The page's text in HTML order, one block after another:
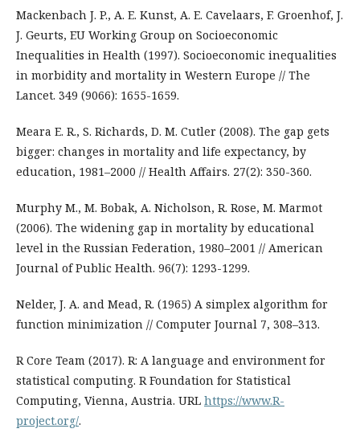
Mackenbach J. P., A. E. Kunst, A. E. Cavelaars, F. Groenhof, J.
J. Geurts, EU Working Group on Socioeconomic
Inequalities in Health (1997). Socioeconomic inequalities
in morbidity and mortality in Western Europe // The
Lancet. 349 (9066): 1655-1659.
Meara E. R., S. Richards, D. M. Cutler (2008). The gap gets
bigger: changes in mortality and life expectancy, by
education, 1981–2000 // Health Affairs. 27(2): 350-360.
Murphy M., M. Bobak, A. Nicholson, R. Rose, M. Marmot
(2006). The widening gap in mortality by educational
level in the Russian Federation, 1980–2001 // American
Journal of Public Health. 96(7): 1293-1299.
Nelder, J. A. and Mead, R. (1965) A simplex algorithm for
function minimization // Computer Journal 7, 308–313.
R Core Team (2017). R: A language and environment for
statistical computing. R Foundation for Statistical
Computing, Vienna, Austria. URL https://www.R-
project.org/.